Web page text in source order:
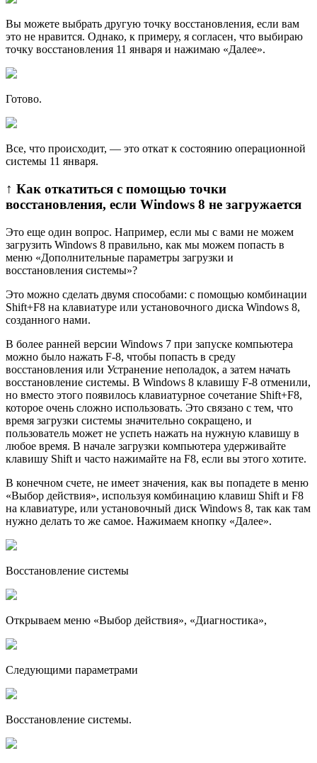
Вы можете выбрать другую точку восстановления, если вам
это не нравится. Однако, к примеру, я согласен, что выбираю
точку восстановления 11 января и нажимаю «Далее».
Готово.
Все, что происходит, — это откат к состоянию операционной
системы 11 января.
↑ Как откатиться с помощью точки
восстановления, если Windows 8 не загружается
Это еще один вопрос. Например, если мы с вами не можем
загрузить Windows 8 правильно, как мы можем попасть в
меню «Дополнительные параметры загрузки и
восстановления системы»?
Это можно сделать двумя способами: с помощью комбинации
Shift+F8 на клавиатуре или установочного диска Windows 8,
созданного нами.
В более ранней версии Windows 7 при запуске компьютера
можно было нажать F-8, чтобы попасть в среду
восстановления или Устранение неполадок, а затем начать
восстановление системы. В Windows 8 клавишу F-8 отменили,
но вместо этого появилось клавиатурное сочетание Shift+F8,
которое очень сложно использовать. Это связано с тем, что
время загрузки системы значительно сокращено, и
пользователь может не успеть нажать на нужную клавишу в
любое время. В начале загрузки компьютера удерживайте
клавишу Shift и часто нажимайте на F8, если вы этого хотите.
В конечном счете, не имеет значения, как вы попадете в меню
«Выбор действия», используя комбинацию клавиш Shift и F8
на клавиатуре, или установочный диск Windows 8, так как там
нужно делать то же самое. Нажимаем кнопку «Далее».
Восстановление системы
Открываем меню «Выбор действия», «Диагностика»,
Следующими параметрами
Восстановление системы.